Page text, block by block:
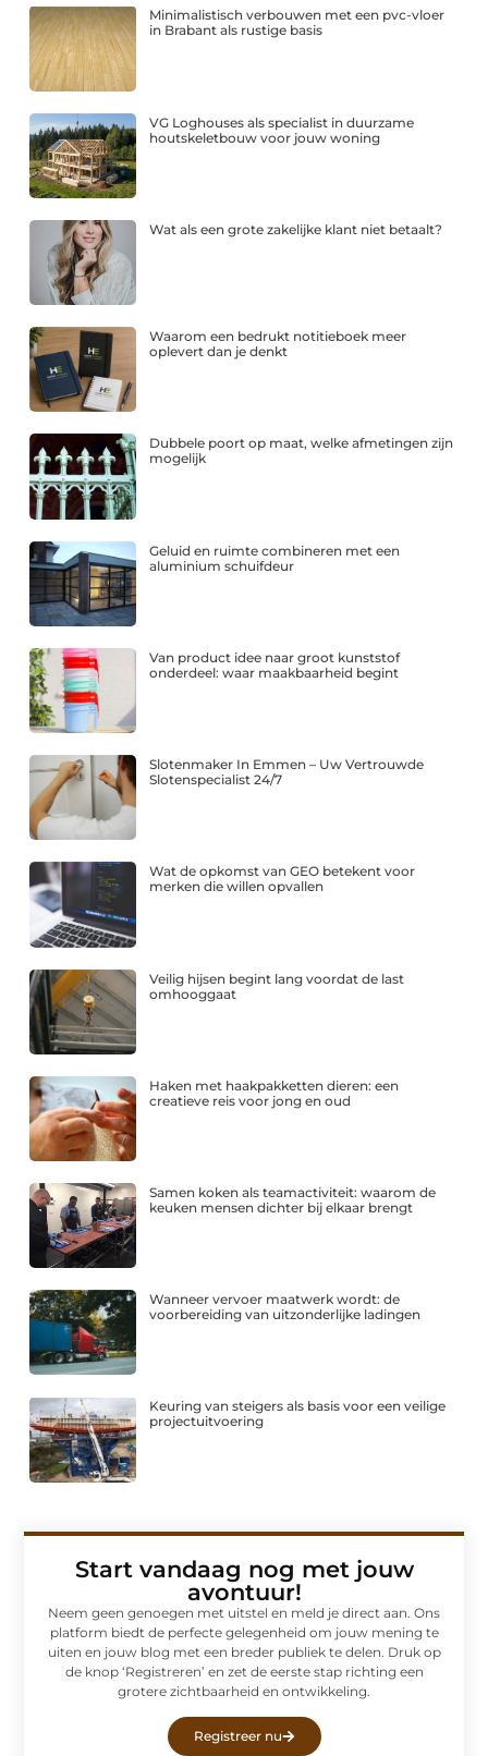
Minimalistisch verbouwen met een pvc-vloer
in Brabant als rustige basis
VG Loghouses als specialist in duurzame
houtskeletbouw voor jouw woning
Wat als een grote zakelijke klant niet betaalt?
Waarom een bedrukt notitieboek meer
oplevert dan je denkt
Dubbele poort op maat, welke afmetingen zijn
mogelijk
Geluid en ruimte combineren met een
aluminium schuifdeur
Van product idee naar groot kunststof
onderdeel: waar maakbaarheid begint
Slotenmaker In Emmen – Uw Vertrouwde
Slotenspecialist 24/7
Wat de opkomst van GEO betekent voor
merken die willen opvallen
Veilig hijsen begint lang voordat de last
omhooggaat
Haken met haakpakketten dieren: een
creatieve reis voor jong en oud
Samen koken als teamactiviteit: waarom de
keuken mensen dichter bij elkaar brengt
Wanneer vervoer maatwerk wordt: de
voorbereiding van uitzonderlijke ladingen
Keuring van steigers als basis voor een veilige
projectuitvoering
Start vandaag nog met jouw
avontuur!
Neem geen genoegen met uitstel en meld je direct aan. Ons
platform biedt de perfecte gelegenheid om jouw mening te
uiten en jouw blog met een breder publiek te delen. Druk op
de knop ‘Registreren’ en zet de eerste stap richting een
grotere zichtbaarheid en ontwikkeling.
Registreer nu